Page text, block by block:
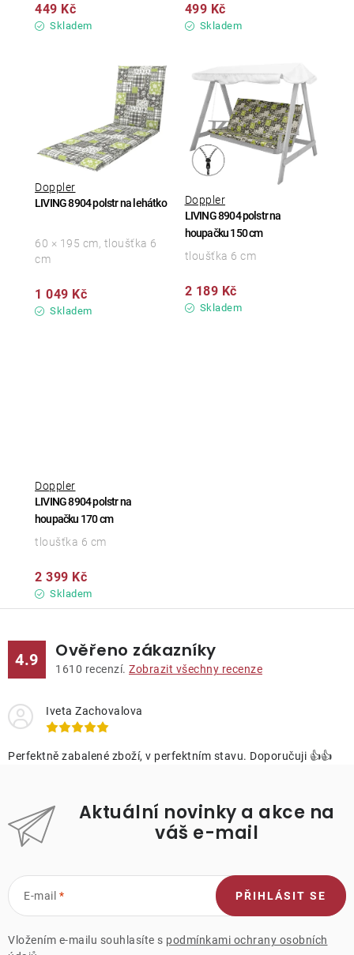
Skladem
449 Kč
Skladem
499 Kč
LIVING 8904 polstr na lehátko
Doppler
Skladem
1 049 Kč
60 × 195 cm, tloušťka 6
cm
LIVING 8904 polstr na
houpačku 150 cm
Doppler
Skladem
2 189 Kč
tloušťka 6 cm
LIVING 8904 polstr na
houpačku 170 cm
Doppler
Skladem
2 399 Kč
tloušťka 6 cm
4.9 Ověřeno zákazníky
1610 recenzí. Zobrazit všechny recenze
Iveta Zachovalova
Perfektně zabalené zboží, v perfektním stavu. Doporučuji 👍👍
Aktuální novinky a akce na
váš e-mail
E-mail
Vložením e-mailu souhlasíte s podmínkami ochrany osobních
PŘIHLÁSIT SE